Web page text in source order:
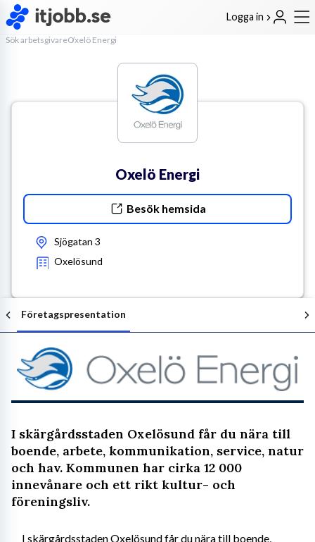
Logga in
Sök arbetsgivareOxelö Energi
Oxelö Energi
Besök hemsida
Sjögatan 3
Oxelösund
Företagspresentation
I skärgårdsstaden Oxelösund får du nära till
boende, arbete, kommunikation, service, natur
och hav. Kommunen har cirka 12 000
innevånare och ett rikt kultur- och
föreningsliv.
I skärgårdsstaden Oxelösund får du nära till boende,